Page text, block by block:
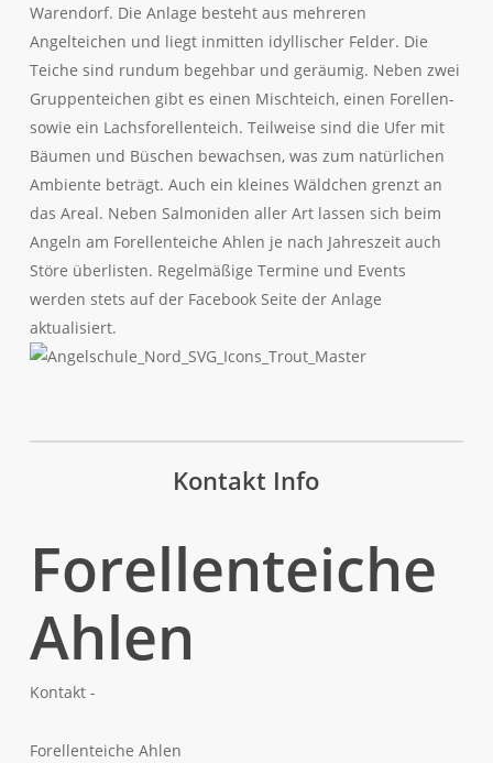
Warendorf. Die Anlage besteht aus mehreren
Angelteichen und liegt inmitten idyllischer Felder. Die
Teiche sind rundum begehbar und geräumig. Neben zwei
Gruppenteichen gibt es einen Mischteich, einen Forellen-
sowie ein Lachsforellenteich. Teilweise sind die Ufer mit
Bäumen und Büschen bewachsen, was zum natürlichen
Ambiente beträgt. Auch ein kleines Wäldchen grenzt an
das Areal. Neben Salmoniden aller Art lassen sich beim
Angeln am Forellenteiche Ahlen je nach Jahreszeit auch
Störe überlisten. Regelmäßige Termine und Events
werden stets auf der Facebook Seite der Anlage
aktualisiert.
Kontakt Info
Forellenteiche
Ahlen
Kontakt -
Forellenteiche Ahlen